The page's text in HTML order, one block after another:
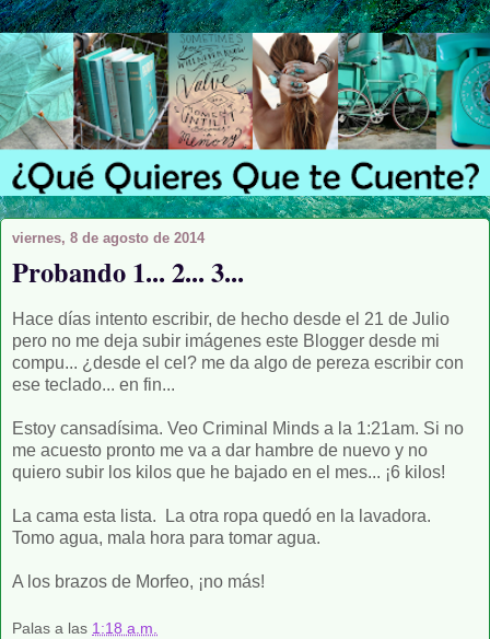
viernes, 8 de agosto de 2014
Probando 1... 2... 3...
Hace días intento escribir, de hecho desde el 21 de Julio
pero no me deja subir imágenes este Blogger desde mi
compu... ¿desde el cel? me da algo de pereza escribir con
ese teclado... en fin...
Estoy cansadísima. Veo Criminal Minds a la 1:21am. Si no
me acuesto pronto me va a dar hambre de nuevo y no
quiero subir los kilos que he bajado en el mes... ¡6 kilos!
La cama esta lista. La otra ropa quedó en la lavadora.
Tomo agua, mala hora para tomar agua.
A los brazos de Morfeo, ¡no más!
Palas a las 1:18 a.m.